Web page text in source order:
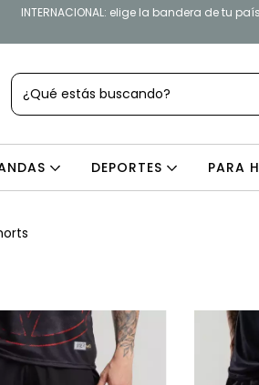
INTERNACIONAL: elige la bandera de tu
DEPORTES PARA